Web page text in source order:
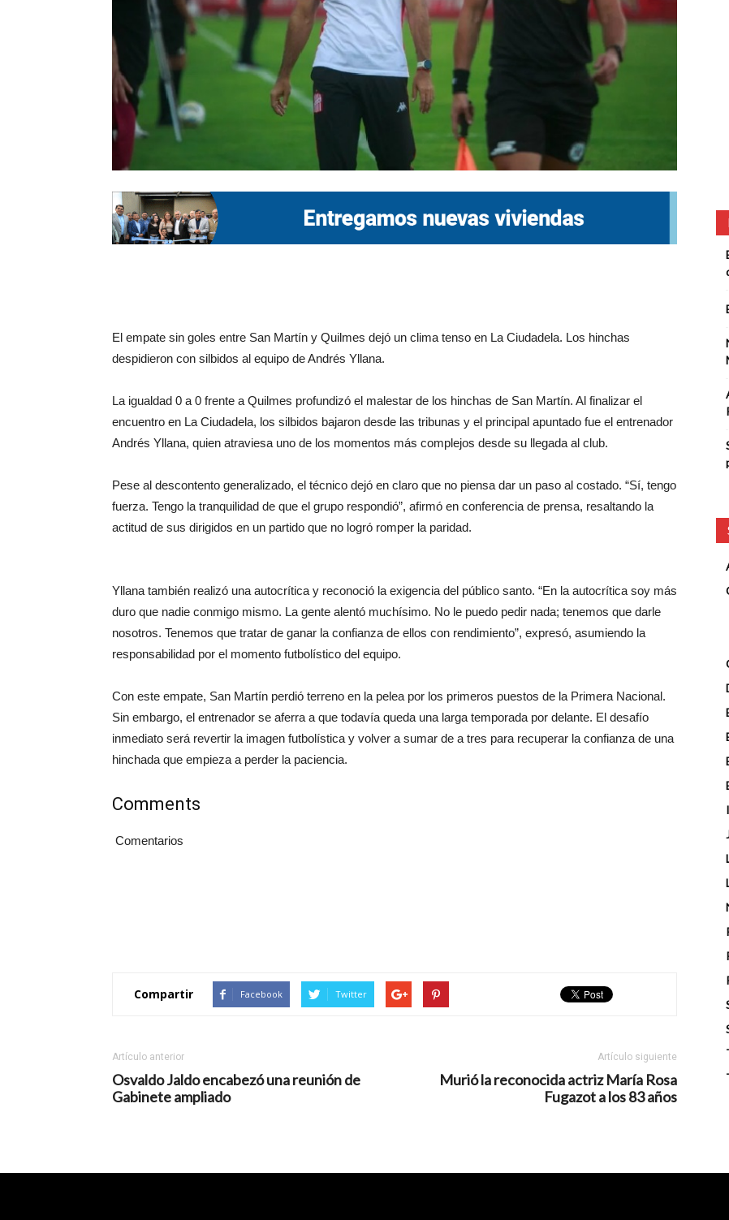
El empate sin goles entre San Martín y Quilmes dejó un clima tenso en La Ciudadela. Los hinchas
despidieron con silbidos al equipo de Andrés Yllana.
La igualdad 0 a 0 frente a Quilmes profundizó el malestar de los hinchas de San Martín. Al finalizar el
encuentro en La Ciudadela, los silbidos bajaron desde las tribunas y el principal apuntado fue el entrenador
Andrés Yllana, quien atraviesa uno de los momentos más complejos desde su llegada al club.
Pese al descontento generalizado, el técnico dejó en claro que no piensa dar un paso al costado. “Sí, tengo
fuerza. Tengo la tranquilidad de que el grupo respondió”, afirmó en conferencia de prensa, resaltando la
actitud de sus dirigidos en un partido que no logró romper la paridad.
Yllana también realizó una autocrítica y reconoció la exigencia del público santo. “En la autocrítica soy más
duro que nadie conmigo mismo. La gente alentó muchísimo. No le puedo pedir nada; tenemos que darle
nosotros. Tenemos que tratar de ganar la confianza de ellos con rendimiento”, expresó, asumiendo la
responsabilidad por el momento futbolístico del equipo.
Con este empate, San Martín perdió terreno en la pelea por los primeros puestos de la Primera Nacional.
Sin embargo, el entrenador se aferra a que todavía queda una larga temporada por delante. El desafío
inmediato será revertir la imagen futbolística y volver a sumar de a tres para recuperar la confianza de una
hinchada que empieza a perder la paciencia.
Comments
Comentarios
Compartir Facebook Twitter
Artículo anterior
Osvaldo Jaldo encabezó una reunión de
Gabinete ampliado
Artículo siguiente
Murió la reconocida actriz María Rosa
Fugazot a los 83 años